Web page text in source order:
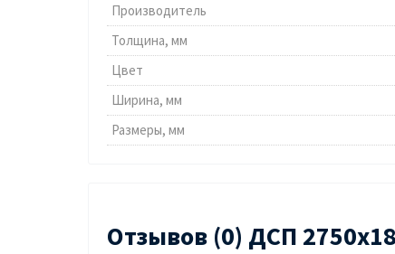
Производитель
Толщина, мм
Цвет
Ширина, мм
Размеры, мм
Отзывов (0) ДСП